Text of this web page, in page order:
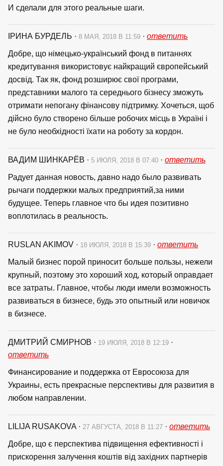
И сделали для этого реальные шаги.
ІРИНА БУРДЕЛЬ · 8 МАЯ, 2018 В 11:59 · ответить
Добре, що німецько-український фонд в питаннях
кредитування використовує найкращий європейський
досвід. Так як, фонд розширює свої програми,
представники малого та середнього бізнесу зможуть
отримати непогану фінансову підтримку. Хочеться, щоб
дійсно було створено більше робочих місць в Україні і
не було необхідності їхати на роботу за кордон.
ВАДИМ ШИНКАРЁВ · 5 ИЮЛЯ, 2018 В 07:40 · ответить
Радует данная новость, давно надо было развивать
рычаги поддержки малых предприятий,за ними
будущее. Теперь главное что бы идея позитивно
воплотилась в реальность.
RUSLAN AKIMOV · 18 ИЮЛЯ, 2018 В 15:39 · ответить
Малый бизнес порой приносит больше пользы, нежели
крупный, поэтому это хороший ход, который оправдает
все затраты. Главное, чтобы люди имели возможность
развиваться в бизнесе, будь это опытный или новичок
в бизнесе.
ДМИТРИЙ СМИРНОВ · 19 ИЮЛЯ, 2018 В 12:19 ·
ответить
Финансирование и поддержка от Евросоюза для
Украины, есть прекрасные перспективы для развития в
любом направлении.
LILIJA RUSAKOVA · 27 АВГУСТА, 2018 В 11:27 · ответить
Добре, що є перспектива підвищення ефективності і
прискорення залучення коштів від західних партнерів